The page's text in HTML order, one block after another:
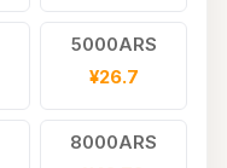
5000ARS
¥26.7
8000ARS